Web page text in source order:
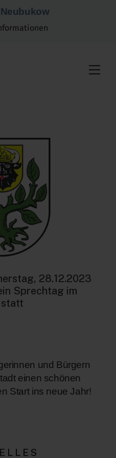
28.12.2023
Sprechtag im
statt
und Bürgern
einen schönen
Start ins neue Jahr!